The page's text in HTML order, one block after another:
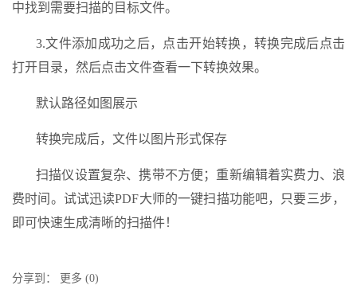
中找到需要扫描的目标文件。
3.文件添加成功之后，点击开始转换，转换完成后点击
打开目录，然后点击文件查看一下转换效果。
默认路径如图展示
转换完成后，文件以图片形式保存
扫描仪设置复杂、携带不方便；重新编辑着实费力、浪
费时间。试试迅读PDF大师的一键扫描功能吧，只要三步，
即可快速生成清晰的扫描件！
分享到： 更多 (0)